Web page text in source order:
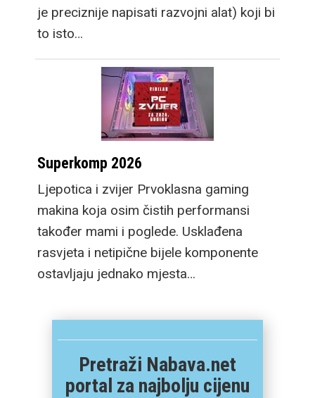
je preciznije napisati razvojni alat) koji bi
to isto…
Superkomp 2026
Ljepotica i zvijer Prvoklasna gaming
makina koja osim čistih performansi
također mami i poglede. Usklađena
rasvjeta i netipične bijele komponente
ostavljaju jednako mjesta…
Pretraži Nabava.net
portal za najbolju cijenu